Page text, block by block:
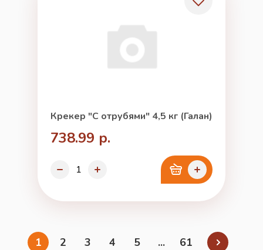
Крекер "С отрубями" 4,5 кг (Галан)
738.99 р.
1 2 3 4 5 ... 61